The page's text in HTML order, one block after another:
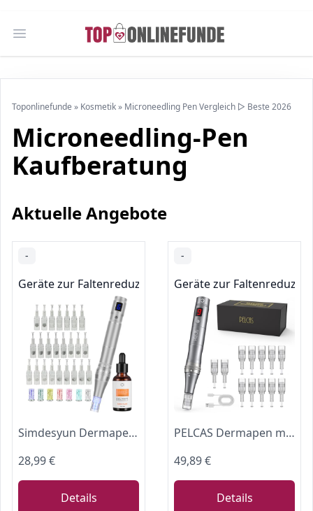
Open main menu
Toponlinefunde » Kosmetik» Microneedling Pen Vergleich ▷ Beste 2026
Microneedling-Pen
Kaufberatung
Aktuelle Angebote
-
Geräte zur Faltenreduzierung & Anti-Aging-Geräte
Simdesyun Dermapen Elektrische Microneedling Pen Micronadeln Pen 0-2,5mm mit LED Licht, Microneedle Haut Reparatur & Hyaluron Serum mit Vitamin C, E Hochkonzentriert, (Inkl. 24 Nadeln Patronen)
28,99 €
Details
-
Geräte zur
PELCAS Dermapen mit 9 Geschwindigkeitsstufen Mikronadelgerät Kabellos
49,89 €
Details